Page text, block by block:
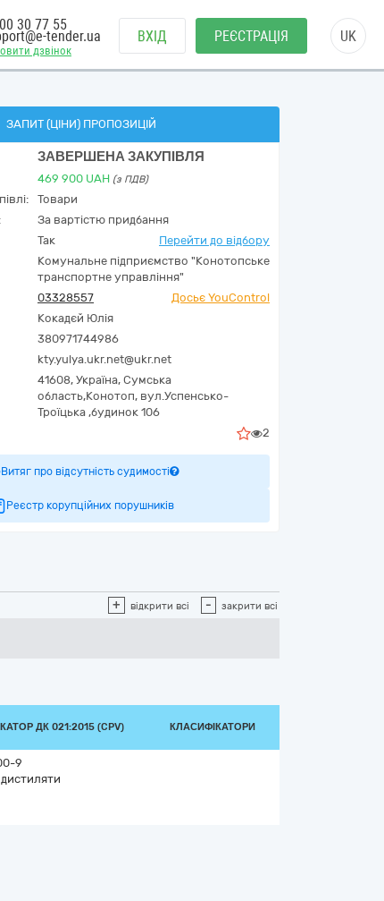
дзвінок
30 77 55
tender.ua ВХІД РЕЄСТРАЦІЯ UK
ЗАПИТ (ЦІНИ) ПРОПОЗИЦІЙ
ЗАВЕРШЕНА ЗАКУПІВЛЯ
469 900 UAH (з ПДВ)
Товари
За вартістю придбання
Так Перейти до відбору
Комунальне підприємство "Конотопське
транспортне управління"
03328557
Досьє YouControl
Кокадєй Юлія
380971744986
kty.yulya.ukr.net@ukr.net
41608, Україна, Сумська
область,Конотоп, вул.Успенсько-
Троїцька ,будинок 106
2
Витяг про відсутність судимості
Реєстр корупційних порушників
+ відкрити всі - закрити всі
ДК 021:2015 (CPV) КЛАСИФІКАТОРИ
9